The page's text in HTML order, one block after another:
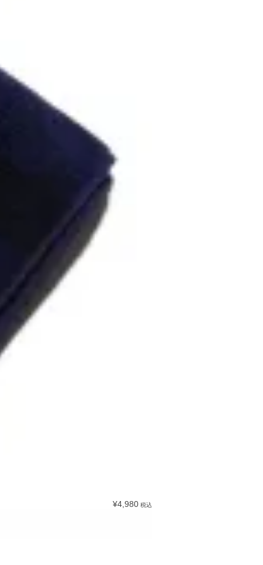
¥4,980 税込